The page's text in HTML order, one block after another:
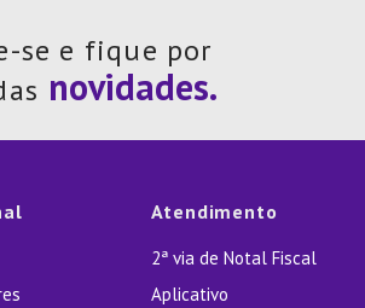
se e fique por
Atendimento
2ª via de Notal Fiscal
Aplicativo